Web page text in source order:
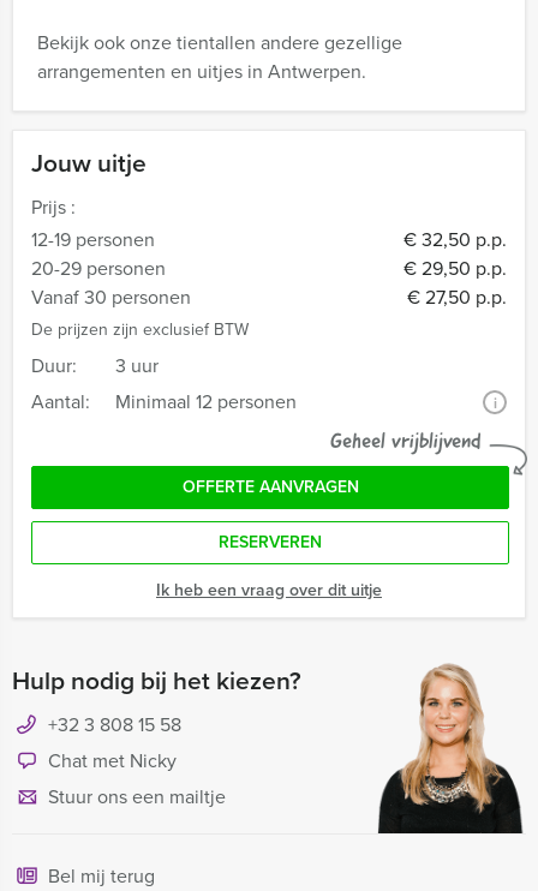
Jouw uitje
Prijs :
12-19 personen
€ 32,50 p.p.
20-29 personen
€ 29,50 p.p.
Vanaf 30 personen
€ 27,50 p.p.
De prijzen zijn exclusief BTW
Duur:
3 uur
Aantal:
Minimaal 12 personen i
Geheel vrijblijvend
OFFERTE AANVRAGEN
RESERVEREN
Ik heb een vraag over dit uitje
Hulp nodig bij het kiezen?
+32 3 808 15 58
Chat met Nicky
Stuur ons een mailtje
Bel mij terug
Bekijk ook onze tientallen andere gezellige
arrangementen en uitjes in Antwerpen.